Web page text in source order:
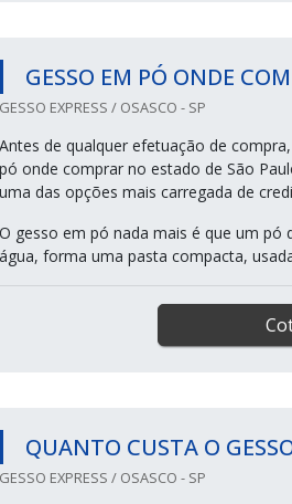
GESSO EM PÓ ONDE
GESSO EXPRESS / OSASCO - SP
Antes de qualquer efetuação de
pó onde comprar no estado de São
uma das opções mais carregada de
O gesso em pó nada mais é que um
água, forma uma pasta compacta,
QUANTO CUSTA O
GESSO EXPRESS / OSASCO - SP